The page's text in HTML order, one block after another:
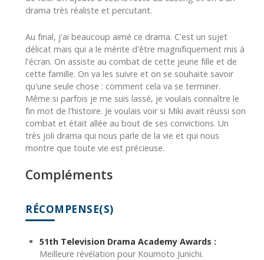
drama très réaliste et percutant.
Au final, j'ai beaucoup aimé ce drama. C'est un sujet
délicat mais qui a le mérite d'être magnifiquement mis à
l'écran. On assiste au combat de cette jeune fille et de
cette famille. On va les suivre et on se souhaite savoir
qu'une seule chose : comment cela va se terminer.
Même si parfois je me suis lassé, je voulais connaître le
fin mot de l'histoire. Je voulais voir si Miki avait réussi son
combat et était allée au bout de ses convictions. Un
très joli drama qui nous parle de la vie et qui nous
montre que toute vie est précieuse.
Compléments
RÉCOMPENSE(S)
51th Television Drama Academy Awards :
Meilleure révélation pour Koumoto Junichi.